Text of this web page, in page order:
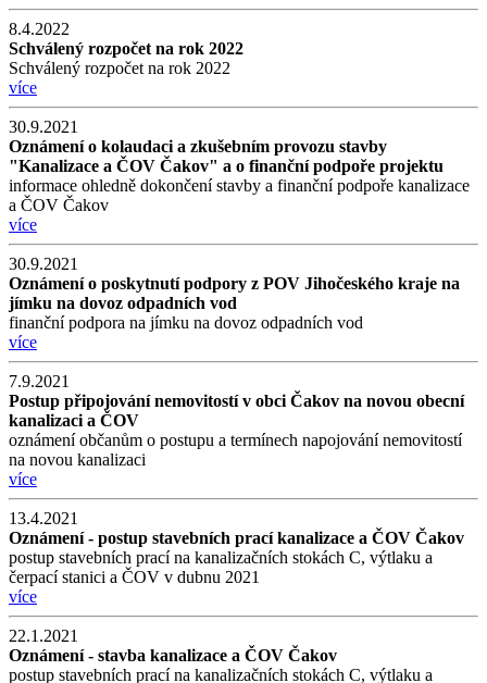
8.4.2022
Schválený rozpočet na rok 2022
Schválený rozpočet na rok 2022
více
30.9.2021
Oznámení o kolaudaci a zkušebním provozu stavby
"Kanalizace a ČOV Čakov" a o finanční podpoře projektu
informace ohledně dokončení stavby a finanční podpoře kanalizace
a ČOV Čakov
více
30.9.2021
Oznámení o poskytnutí podpory z POV Jihočeského kraje na
jímku na dovoz odpadních vod
finanční podpora na jímku na dovoz odpadních vod
více
7.9.2021
Postup připojování nemovitostí v obci Čakov na novou obecní
kanalizaci a ČOV
oznámení občanům o postupu a termínech napojování nemovitostí
na novou kanalizaci
více
13.4.2021
Oznámení - postup stavebních prací kanalizace a ČOV Čakov
postup stavebních prací na kanalizačních stokách C, výtlaku a
čerpací stanici a ČOV v dubnu 2021
více
22.1.2021
Oznámení - stavba kanalizace a ČOV Čakov
postup stavebních prací na kanalizačních stokách C, výtlaku a